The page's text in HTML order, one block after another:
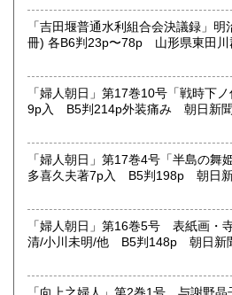
「吉田堰普通水利組合会決議録」
冊) 各B6判23p〜78p 山形県東田川
「婦人朝日」第17巻10号「戦時下
9p入 B5判214p外装痛み 朝日新
「婦人朝日」第17巻4号「半島の舞
多喜久夫著7p入 B5判198p 朝日
「婦人朝日」第16巻5号 表紙画・
清/小川未明/他 B5判148p 朝日新